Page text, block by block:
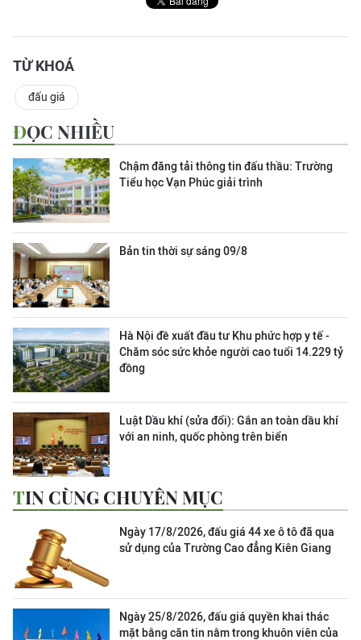
TỪ KHOÁ
đấu giá
ĐỌC NHIỀU
Chậm đăng tải thông tin đấu thầu: Trường
Tiểu học Vạn Phúc giải trình
Bản tin thời sự sáng 09/8
Hà Nội đề xuất đầu tư Khu phức hợp y tế -
Chăm sóc sức khỏe người cao tuổi 14.229 tỷ
đồng
Luật Dầu khí (sửa đổi): Gắn an toàn dầu khí
với an ninh, quốc phòng trên biển
TIN CÙNG CHUYÊN MỤC
Ngày 17/8/2026, đấu giá 44 xe ô tô đã qua
sử dụng của Trường Cao đẳng Kiên Giang
Ngày 25/8/2026, đấu giá quyền khai thác
mặt bằng căn tin nằm trong khuôn viên của